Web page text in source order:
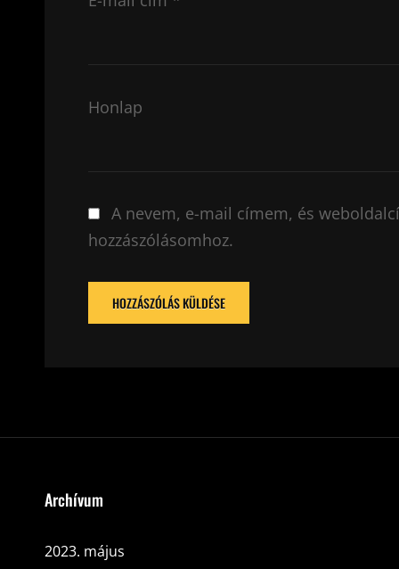
Honlap
A nevem, e-mail címem, és
hozzászólásomhoz.
Archívum
2023. május